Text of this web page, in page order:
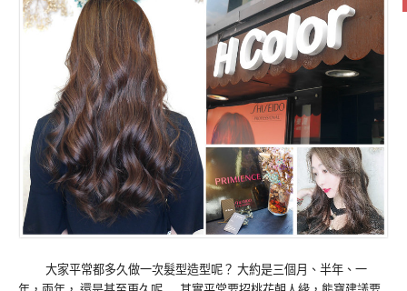
大家平常都多久做一次髮型造型呢？ 大約是三個月、半年、一